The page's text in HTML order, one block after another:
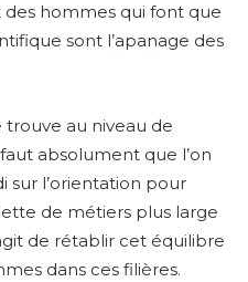
des hommes qui font que
sont l’apanage des
au niveau de
absolument que l’on
sur l’orientation pour
de métiers plus large
de rétablir cet équilibre
dans ces filières.